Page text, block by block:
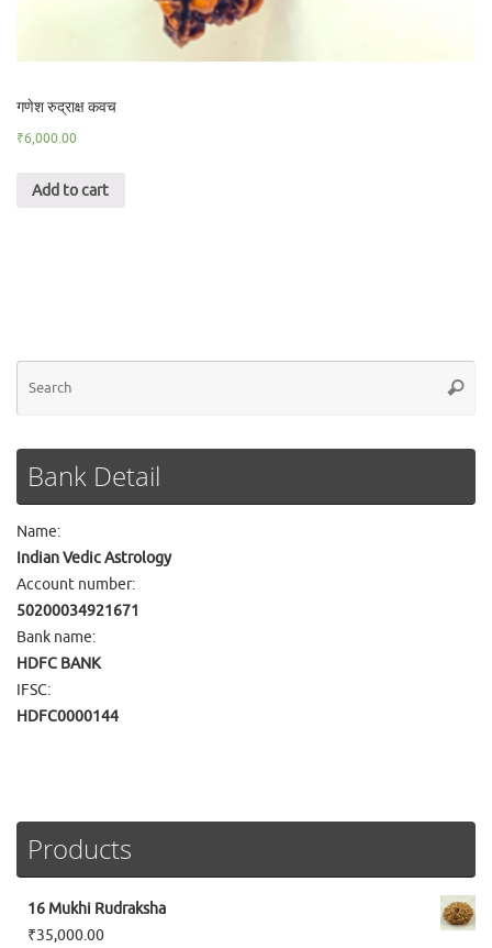
गणेश रुद्राक्ष कवच
₹6,000.00
Add to cart
Bank Detail
Name:
Indian Vedic Astrology
Account number:
50200034921671
Bank name:
HDFC BANK
IFSC:
HDFC0000144
Products
16 Mukhi Rudraksha
₹35,000.00